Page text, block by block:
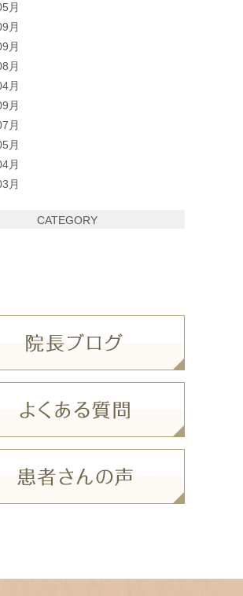
月
月
月
月
月
月
月
月
月
月
CATEGORY